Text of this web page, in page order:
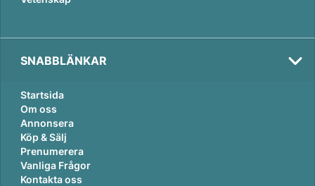
SNABBLÄNKAR
Startsida
Om oss
Annonsera
Köp & Sälj
Prenumerera
Vanliga Frågor
Kontakta oss